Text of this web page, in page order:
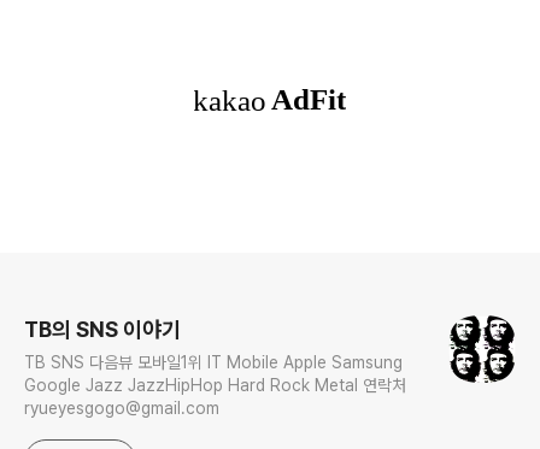
TB의 SNS 이야기
TB SNS 다음뷰 모바일1위 IT Mobile Apple Samsung
Google Jazz JazzHipHop Hard Rock Metal 연락처
ryueyesgogo@gmail.com